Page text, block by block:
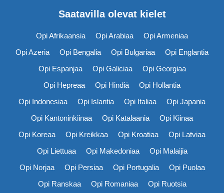
Saatavilla olevat kielet
Opi Afrikaansia Opi Arabiaa
Opi Armeniaa
Opi Azeria
Opi Bengalia Opi Bulgariaa
Opi Englantia
Opi Espanjaa
Opi Galiciaa
Opi Georgiaa
Opi Hepreaa
Opi Hindiä
Opi Hollantia
Opi Indonesiaa
Opi Islantia Opi Italiaa
Opi Japania
Opi Kantoninkiinaa
Opi Katalaania
Opi Kiinaa
Opi Koreaa
Opi Kreikkaa Opi Kroatiaa
Opi Latviaa
Opi Liettuaa
Opi Makedoniaa
Opi Malaijia
Opi Norjaa
Opi Persiaa Opi Portugalia
Opi Puolaa
Opi Ranskaa
Opi Romaniaa
Opi Ruotsia